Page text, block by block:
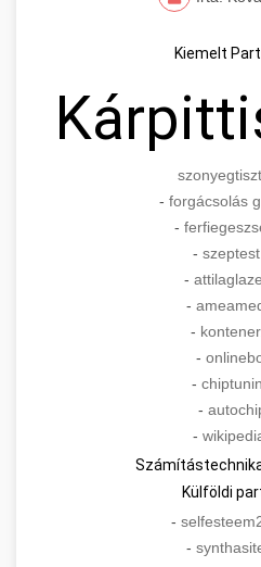
Kiemelt
- forgácsolás
-
-
-
-
-
-
-
-
-
Külföldi
-
-